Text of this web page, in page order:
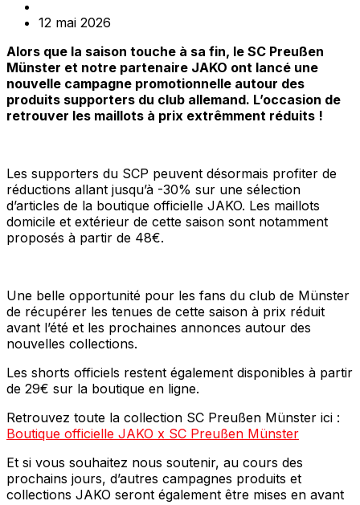
12 mai 2026
Alors que la saison touche à sa fin, le SC Preußen
Münster et notre partenaire JAKO ont lancé une
nouvelle campagne promotionnelle autour des
produits supporters du club allemand. L’occasion de
retrouver les maillots à prix extrêmment réduits !
Les supporters du SCP peuvent désormais profiter de
réductions allant jusqu’à -30% sur une sélection
d’articles de la boutique officielle JAKO. Les maillots
domicile et extérieur de cette saison sont notamment
proposés à partir de 48€.
Une belle opportunité pour les fans du club de Münster
de récupérer les tenues de cette saison à prix réduit
avant l’été et les prochaines annonces autour des
nouvelles collections.
Les shorts officiels restent également disponibles à partir
de 29€ sur la boutique en ligne.
Retrouvez toute la collection SC Preußen Münster ici :
Boutique officielle JAKO x SC Preußen Münster
Et si vous souhaitez nous soutenir, au cours des
prochains jours, d’autres campagnes produits et
collections JAKO seront également être mises en avant